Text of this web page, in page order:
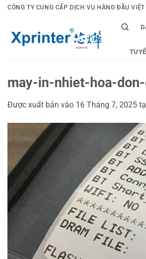
Bỏ
dung
CÔNG TY CUNG CẤP DỊCH VỤ HÀNG ĐẦU
may-in-nhiet-hoa-
Được xuất bản vào 16 Tháng 7, 2025